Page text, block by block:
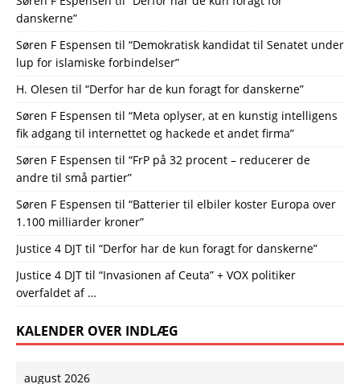
danskerne”
Søren F Espensen til “Demokratisk kandidat til Senatet under
lup for islamiske forbindelser”
H. Olesen til “Derfor har de kun foragt for danskerne”
Søren F Espensen til “Meta oplyser, at en kunstig intelligens
fik adgang til internettet og hackede et andet firma”
Søren F Espensen til “FrP på 32 procent – reducerer de
andre til små partier”
Søren F Espensen til “Batterier til elbiler koster Europa over
1.100 milliarder kroner”
Justice 4 DJT til “Derfor har de kun foragt for danskerne”
Justice 4 DJT til “Invasionen af Ceuta” + VOX politiker
overfaldet af …
KALENDER OVER INDLÆG
august 2026